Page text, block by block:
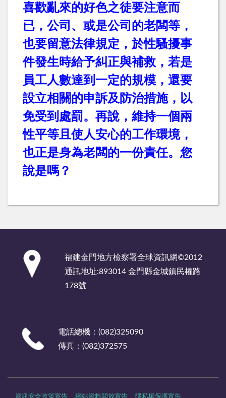
喜歡亂來的好色之徒要注意而
已，公司、或是公司的老闆等，
也要留意法律規定，於性騷擾事
件發生時給予糾正與補救，若是
員工人數達到一定的規模，還要
設立相關的申訴及防治措施，以
免受到處罰。再說，維持一個兩
性平等且使人安心的工作環境，
也正是身為老闆的一份責任。您
說是嗎？
福建金門地方檢察署全球資訊網©2012
通訊地址:893014 金門縣金城鎮民權路
178號
電話總機：(082)325090
傳真：(082)372575
資訊安全政策宣告 網站資料開放宣告 隱私權保護宣告